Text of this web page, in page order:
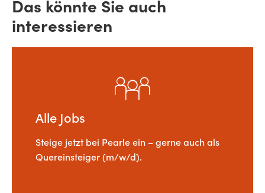
Das könnte Sie auch
interessieren
Alle Jobs
Steige jetzt bei Pearle ein – gerne auch als
Quereinsteiger (m/w/d).